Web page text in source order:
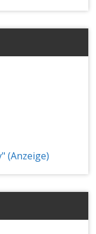
(Anzeige)